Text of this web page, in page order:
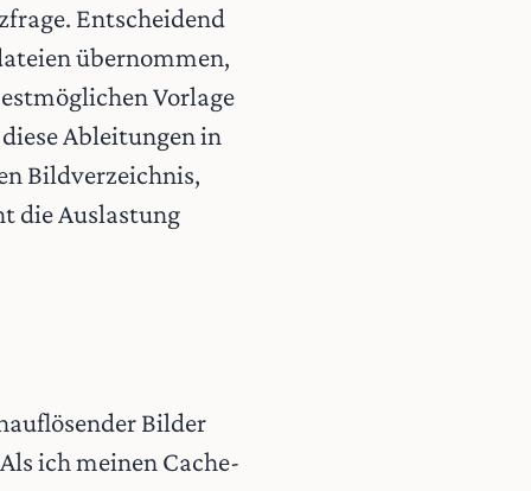
Entscheidend
übernommen,
Vorlage
Ableitungen in
Bildverzeichnis,
die Auslastung
Bilder
ich meinen Cache-